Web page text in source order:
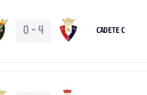
0 -4 CADETE C